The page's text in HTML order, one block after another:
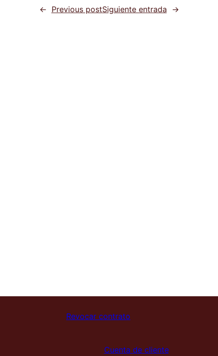
← Previous postSiguiente entrada →
Revocar contrato
Cuenta de cliente